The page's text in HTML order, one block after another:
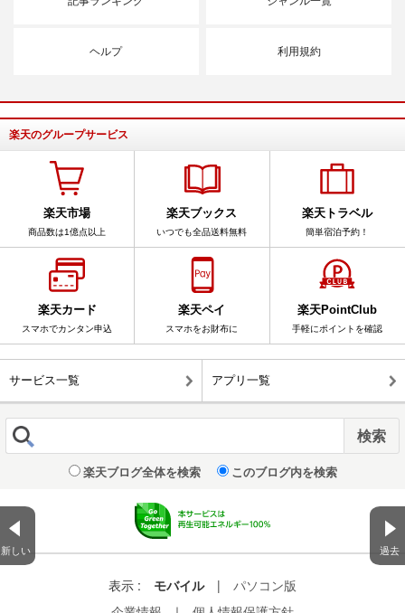
新しい 過去
ヘルプ 利用規約
楽天のグループサービス
楽天市場
商品数は1億点以上
楽天ブックス
いつでも全品送料無料
楽天トラベル
簡単宿泊予約！
楽天カード
スマホでカンタン申込
楽天ペイ
スマホをお財布に
楽天PointClub
手軽にポイントを確認
サービス一覧 アプリ一覧
楽天ブログ全体を検索 このブログ内を検索
表示 : モバイル |
パソコン版